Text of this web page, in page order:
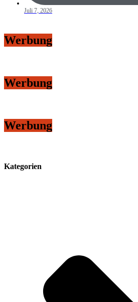
Juli 7, 2026
Werbung
Werbung
Werbung
Kategorien